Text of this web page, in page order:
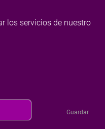
los servicios de nuestro
Guardar